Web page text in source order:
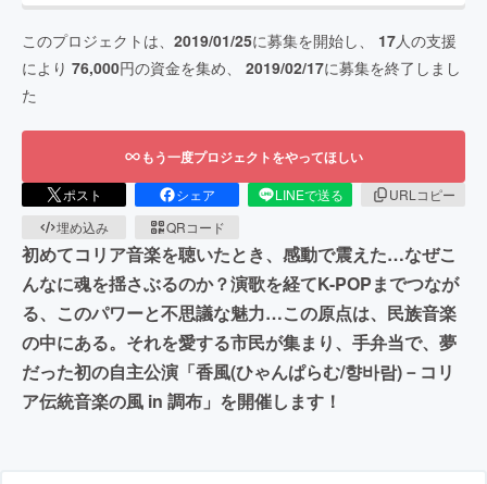
このプロジェクトは、 2019/01/25に募集を開始し、 17人の支援
により 76,000円の資金を集め、 2019/02/17に募集を終了しまし
た
もう一度プロジェクトをやってほしい
ポスト シェア LINEで送る
URLコピー
埋め込み
QRコード
初めてコリア音楽を聴いたとき、感動で震えた…なぜこ
んなに魂を揺さぶるのか？演歌を経てK-POPまでつなが
る、このパワーと不思議な魅力…この原点は、民族音楽
の中にある。それを愛する市民が集まり、手弁当で、夢
だった初の自主公演「香風(ひゃんぱらむ/향바람)－コリ
ア伝統音楽の風 in 調布」を開催します！